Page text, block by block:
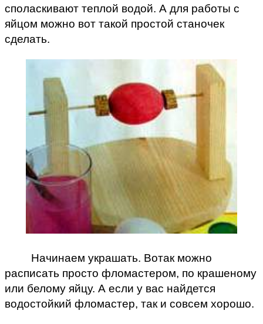
споласкивают теплой водой. А для работы с
яйцом можно вот такой простой станочек
сделать.
Начинаем украшать. Вотак можно
расписать просто фломастером, по крашеному
или белому яйцу. А если у вас найдется
водостойкий фломастер, так и совсем хорошо.